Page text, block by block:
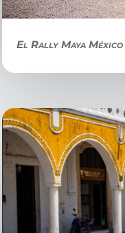
El Rally Maya México